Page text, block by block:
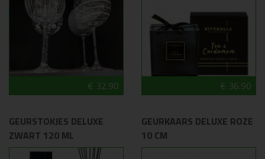
€ 32.90 € 36.90
GEURSTOKJES DELUXE
ZWART 120 ML
GEURKAARS DELUXE ROZE
10 CM